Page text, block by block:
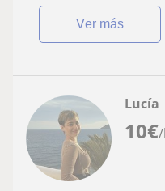
ver más
10€
Lucía